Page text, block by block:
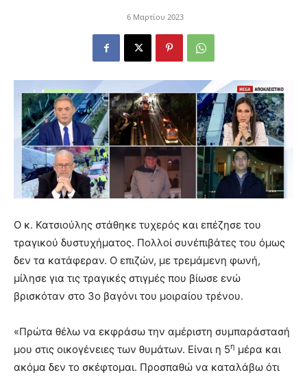
6 Μαρτίου 2023
Ο κ. Κατσιούλης στάθηκε τυχερός και επέζησε του
τραγικού δυστυχήματος. Πολλοί συνέπιβάτες του όμως
δεν τα κατάφεραν. Ο επιζών, με τρεμάμενη φωνή,
μίλησε για τις τραγικές στιγμές που βίωσε ενώ
βρισκόταν στο 3ο βαγόνι του μοιραίου τρένου.
«Πρώτα θέλω να εκφράσω την αμέριστη συμπαράστασή
μου στις οικογένειες των θυμάτων. Είναι η 5η μέρα και
ακόμα δεν το σκέφτομαι. Προσπαθώ να καταλάβω ότι